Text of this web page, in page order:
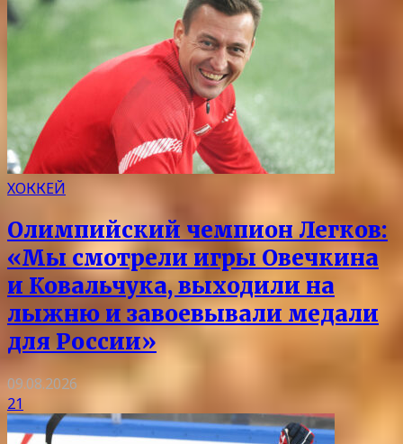
ХОККЕЙ
Олимпийский чемпион Легков:
«Мы смотрели игры Овечкина
и Ковальчука, выходили на
лыжню и завоевывали медали
для России»
09.08.2026
21